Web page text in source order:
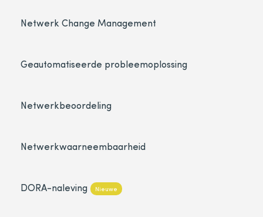
Netwerk Change Management
Geautomatiseerde probleemoplossing
Netwerkbeoordeling
Netwerkwaarneembaarheid
DORA-naleving Nieuwe